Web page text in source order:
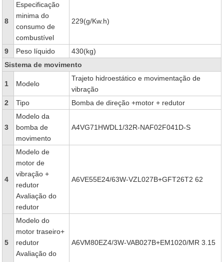
8
Especificação
minima do
consumo de
combustível
229(g/Kw.h)
9 Peso líquido
430(kg)
Sistema de movimento
1 Modelo
Trajeto hidroestático e movimentação de
vibração
2
Tipo Bomba de direção +motor + redutor
3
Modelo da
bomba de
movimento
A4VG71HWDL1/32R-NAF02F041D-S
4
Modelo de
motor de
vibração +
redutor
Avaliação do
redutor
A6VE55E24/63W-VZL027B+GFT26T2 62
5
Modelo do
motor traseiro+
redutor
Avaliação do
A6VM80EZ4/3W-VAB027B+EM1020/MR 3.15